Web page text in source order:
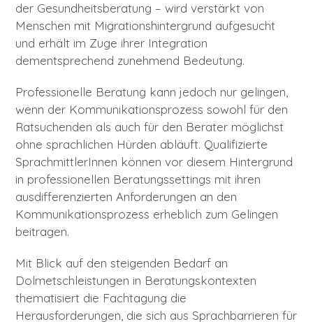
der Gesundheitsberatung – wird verstärkt von
Menschen mit Migrationshintergrund aufgesucht
und erhält im Zuge ihrer Integration
dementsprechend zunehmend Bedeutung.
Professionelle Beratung kann jedoch nur gelingen,
wenn der Kommunikationsprozess sowohl für den
Ratsuchenden als auch für den Berater möglichst
ohne sprachlichen Hürden abläuft. Qualifizierte
SprachmittlerInnen können vor diesem Hintergrund
in professionellen Beratungssettings mit ihren
ausdifferenzierten Anforderungen an den
Kommunikationsprozess erheblich zum Gelingen
beitragen.
Mit Blick auf den steigenden Bedarf an
Dolmetschleistungen in Beratungskontexten
thematisiert die Fachtagung die
Herausforderungen, die sich aus Sprachbarrieren für